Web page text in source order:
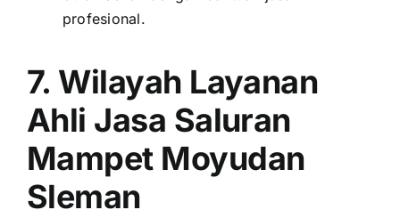
profesional.
7. Wilayah Layanan
Ahli Jasa Saluran
Mampet Moyudan
Sleman